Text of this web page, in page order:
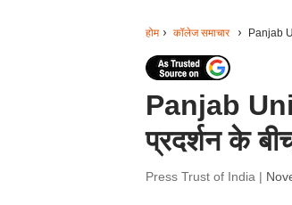
होम कॉलेज समाचार Panjab
Panjab
प्रदर्शन के
Press Trust of India |